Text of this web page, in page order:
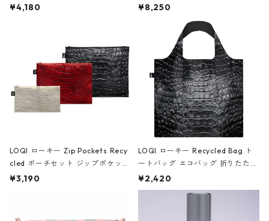
ミエ-B ショルダーバッグ グロスピ
¥4,180
ボストンバッグ ショルダーバッグ
Black ジャン=ミッシェル・バスキ
ア/クラウン ブラック
¥8,250
LOQI ローキー Zip Pockets Recy
cled ポーチセット ジップポケット
ファスナーポーチ 撥水加工 トラベ
¥3,190
LOQI ローキー Recycled Bag ト
ートバッグ エコバッグ 折りたたみ
大きめ 撥水加工 収納ポーチ CRO
CODILE/Black クロコダイル/ブラ
¥2,420